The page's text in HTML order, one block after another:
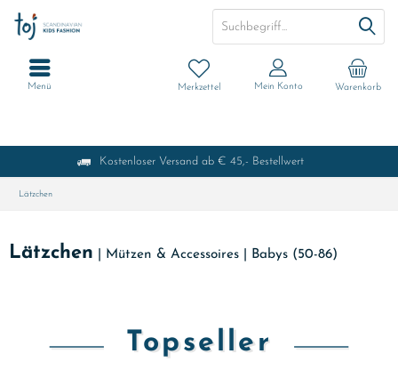
Kostenloser Versand ab € 45,- Bestellwert
Warenkorb
Merkzettel Mein Konto
Menü
Lätzchen
Lätzchen Mützen & Accessoires| Babys (50-86)
Topseller